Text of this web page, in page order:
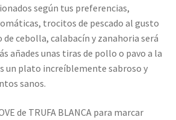
según tus preferencias,
trocitos de pescado al gusto
cebolla, calabacín y zanahoria será
añades unas tiras de pollo o pavo a la
un plato increíblemente sabroso y
sanos.
de TRUFA BLANCA para marcar